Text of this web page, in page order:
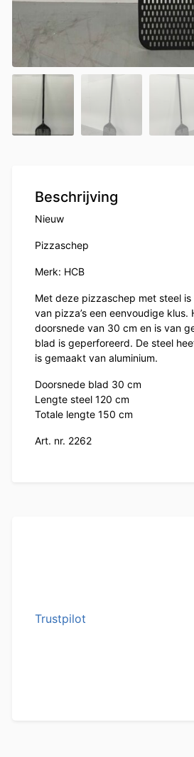
Beschrijving
Nieuw
Pizzaschep
Merk: HCB
Met deze pizzaschep met steel
van pizza’s een eenvoudige
doorsnede van 30 cm en is van
blad is geperforeerd. De steel
is gemaakt van aluminium.
Doorsnede blad 30 cm
Lengte steel 120 cm
Totale lengte 150 cm
Art. nr. 2262
Trustpilot